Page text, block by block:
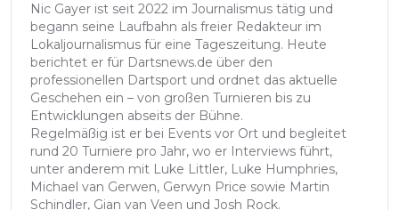
Nic Gayer ist seit 2022 im Journalismus tätig und
begann seine Laufbahn als freier Redakteur im
Lokaljournalismus für eine Tageszeitung. Heute
berichtet er für Dartsnews.de über den
professionellen Dartsport und ordnet das aktuelle
Geschehen ein – von großen Turnieren bis zu
Entwicklungen abseits der Bühne.
Regelmäßig ist er bei Events vor Ort und begleitet
rund 20 Turniere pro Jahr, wo er Interviews führt,
unter anderem mit Luke Littler, Luke Humphries,
Michael van Gerwen, Gerwyn Price sowie Martin
Schindler, Gian van Veen und Josh Rock.